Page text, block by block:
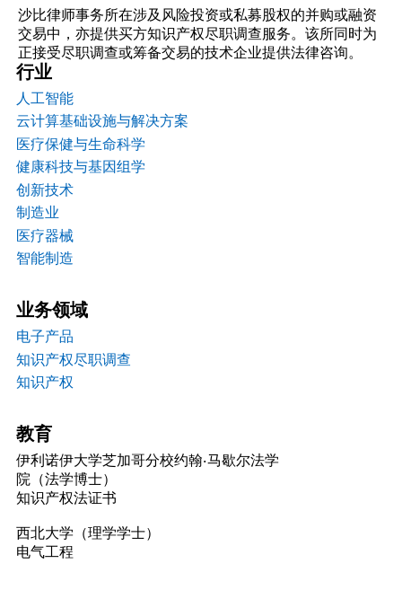
行业
人工智能
云计算基础设施与解决方案
医疗保健与生命科学
健康科技与基因组学
创新技术
制造业
医疗器械
智能制造
业务领域
电子产品
知识产权尽职调查
知识产权
教育
伊利诺伊大学芝加哥分校约翰·马歇尔法学
院（法学博士）
知识产权法证书
西北大学（理学学士）
电气工程
沙比律师事务所在涉及风险投资或私募股权的并购或融资
交易中，亦提供买方知识产权尽职调查服务。该所同时为
正接受尽职调查或筹备交易的技术企业提供法律咨询。